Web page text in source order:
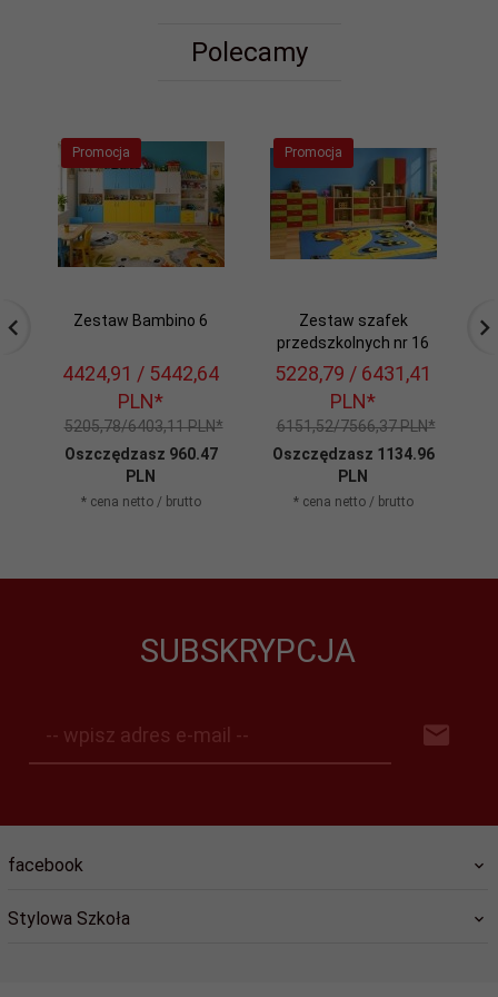
Polecamy
Promocja
Zestaw Bambino 6
4424,91 / 5442,64
PLN*
5205,78/6403,11 PLN*
Oszczędzasz 960.47
PLN
* cena netto / brutto
Promocja
Zestaw szafek
przedszkolnych nr 16
5228,79 / 6431,41
PLN*
6151,52/7566,37 PLN*
Oszczędzasz 1134.96
PLN
* cena netto / brutto
SUBSKRYPCJA
-- wpisz adres e-mail --
facebook
Stylowa Szkoła